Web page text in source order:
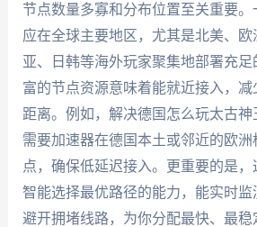
节点数量多寡和分布位置至关重要
应在全球主要地区，尤其是北美、欧
亚、日韩等海外玩家聚集地部署充
富的节点资源意味着能就近接入，
距离。例如，解决德国怎么玩太古
需要加速器在德国本土或邻近的欧
点，确保低延迟接入。更重要的是
智能选择最优路径的能力，能实时监
避开拥堵线路，为你分配最快、最稳